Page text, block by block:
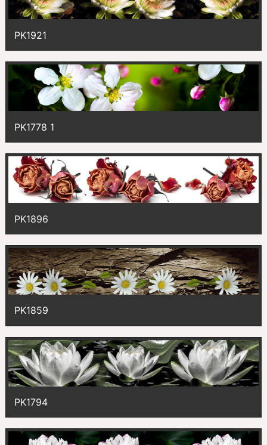
PK1921
PK1778 1
PK1896
PK1859
PK1794